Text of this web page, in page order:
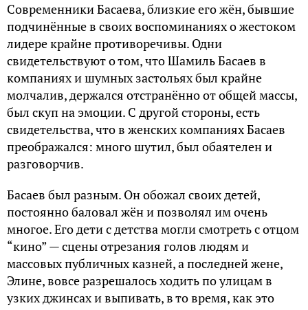
Современники Басаева, близкие его жён, бывшие
подчинённые в своих воспоминаниях о жестоком
лидере крайне противоречивы. Одни
свидетельствуют о том, что Шамиль Басаев в
компаниях и шумных застольях был крайне
молчалив, держался отстранённо от общей массы,
был скуп на эмоции. С другой стороны, есть
свидетельства, что в женских компаниях Басаев
преображался: много шутил, был обаятелен и
разговорчив.
Басаев был разным. Он обожал своих детей,
постоянно баловал жён и позволял им очень
многое. Его дети с детства могли смотреть с отцом
“кино” — сцены отрезания голов людям и
массовых публичных казней, а последней жене,
Элине, вовсе разрешалось ходить по улицам в
узких джинсах и выпивать, в то время, как это